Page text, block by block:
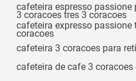
cafeteira espresso
3 coracoes tres 3 coracoes
cafeteira expresso passione
coracoes
cafeteira 3 coracoes para
cafeteira de cafe 3 coracoes